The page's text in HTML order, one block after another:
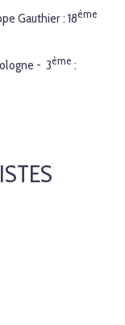
Gauthier : 18ème
- 3ème :